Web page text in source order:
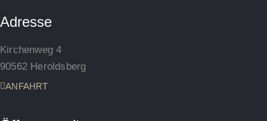
Adresse
Kirchenweg 4
90562 Heroldsberg
ANFAHRT